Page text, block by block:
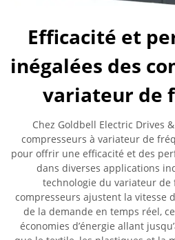
Efficacité et
inégalées des
variateur de
Chez Goldbell Electric Drives
compresseurs à variateur de
pour offrir une efficacité et des
dans diverses applications
technologie du variateur de
compresseurs ajustent la vitesse
de la demande en temps réel,
économies d’énergie allant